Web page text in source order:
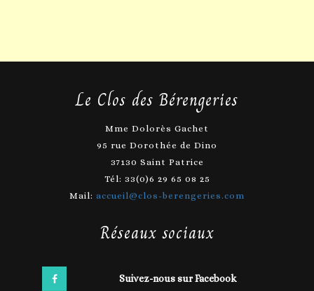
Le Clos des Bérengeries
Mme Dolorès Gachet
95 rue Dorothée de Dino
37130 Saint Patrice
Tél: 33(0)6 29 65 08 25
Mail: accueil@clos-berengeries.com
Réseaux sociaux
Suivez-nous sur Facebook